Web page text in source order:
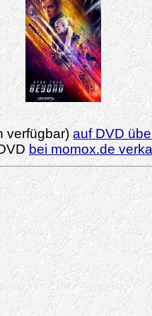
verfügbar)auf DVD
bei momox.de